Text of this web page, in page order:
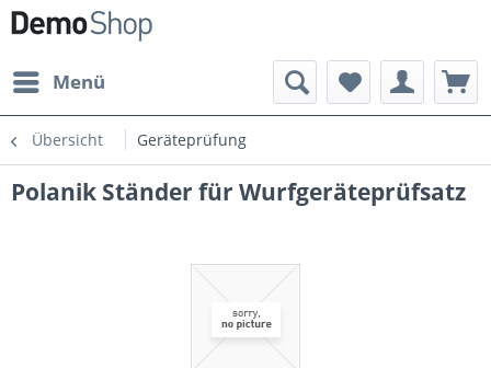
Menü
Übersicht Geräteprüfung
Polanik Ständer für Wurfgeräteprüfsatz